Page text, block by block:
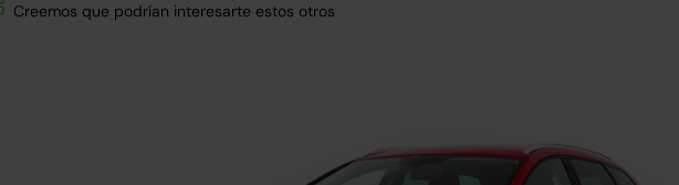
Creemos que podrían interesarte estos otros